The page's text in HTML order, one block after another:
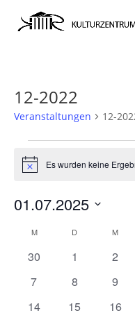
12-2022
Veranstaltungen 12-
HinweisEs wurden keine
01.07.2025
KALENDER
VON
MMONTAG D DIENSTAGM
0
30
0
1
0
2
0
7
0
8
0
9
0
14
0
15
0
16